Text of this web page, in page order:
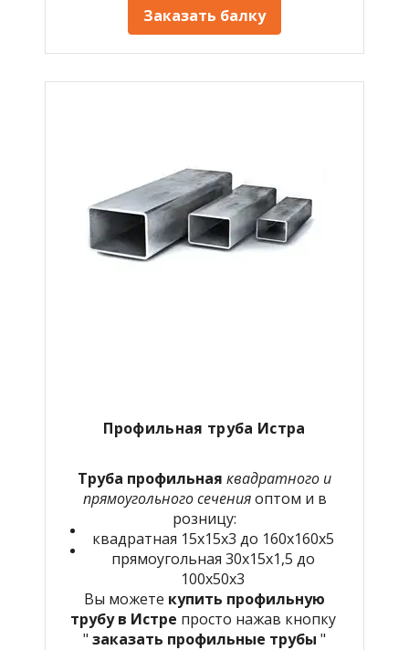
Заказать балку
Профильная труба Истра
Труба профильная квадратного и
прямоугольного сеченияоптом и в
розницу:
квадратная 15х15х3 до 160х160х5
прямоугольная 30х15х1,5 до
100х50х3
Вы можете купить профильную
трубу в Истре просто нажав кнопку
" заказать профильные трубы "